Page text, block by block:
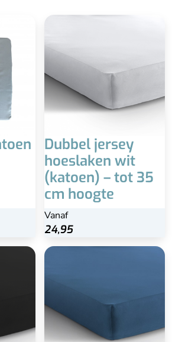
Dubbel jersey
hoeslaken wit
(katoen) – tot 35
cm hoogte
Vanaf
24,95